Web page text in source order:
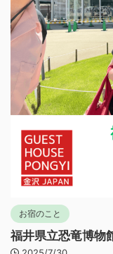
お宿のこと
福井県立恐竜博物